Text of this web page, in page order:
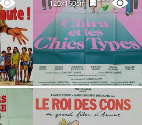
120x160cm ✔